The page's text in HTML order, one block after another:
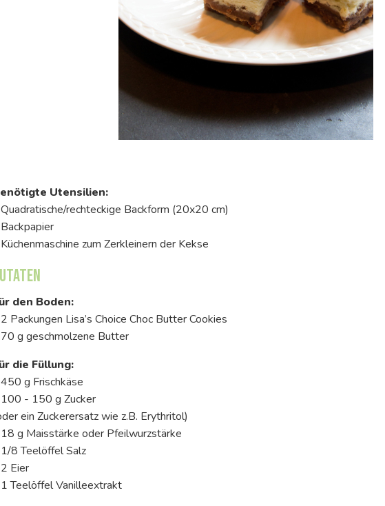
Utensilien:
rechteckige Backform (20x20 cm)
zum Zerkleinern der Kekse
den Boden:
Packungen Lisa’s Choice Choc Butter Cookies
g geschmolzene Butter
die Füllung:
g Frischkäse
- 150 g Zucker
ein Zuckerersatz wie z.B. Erythritol)
g Maisstärke oder Pfeilwurzstärke
8 Teelöffel Salz
Eier
Teelöffel Vanilleextrakt